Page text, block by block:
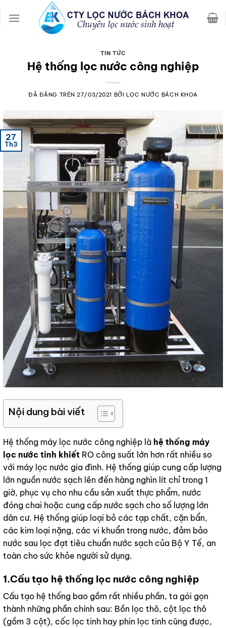
đến
TIN TỨC
Hệ thống lọc nước công nghiệp
ĐÃ ĐĂNG TRÊN 27/03/2021 BỞI LỌC NƯỚC BÁCH KHOA
27
Th3
Nội dung bài viết
Hệ thống máy lọc nước công nghiệp là hệ thống máy
lọc nước tinh khiết RO công suất lớn hơn rất nhiều so
với máy lọc nước gia đình. Hệ thống giúp cung cấp lượng
lớn nguồn nước sạch lên đến hàng nghìn lít chỉ trong 1
giờ, phục vụ cho nhu cầu sản xuất thực phẩm, nước
đóng chai hoặc cung cấp nước sạch cho số lượng lớn
dân cư. Hệ thống giúp loại bỏ các tạp chất, cặn bẩn,
các kim loại nặng, các vi khuẩn trong nước, đảm bảo
nước sau lọc đạt tiêu chuẩn nước sạch của Bộ Y Tế, an
toàn cho sức khỏe người sử dụng.
1.Cấu tạo hệ thống lọc nước công nghiệp
Cấu tạo hệ thống bao gồm rất nhiều phần, ta gói gọn
thành những phần chính sau: Bồn lọc thô, cột lọc thô
(gồm 3 cột), cốc lọc tinh hay phin lọc tinh cũng được,